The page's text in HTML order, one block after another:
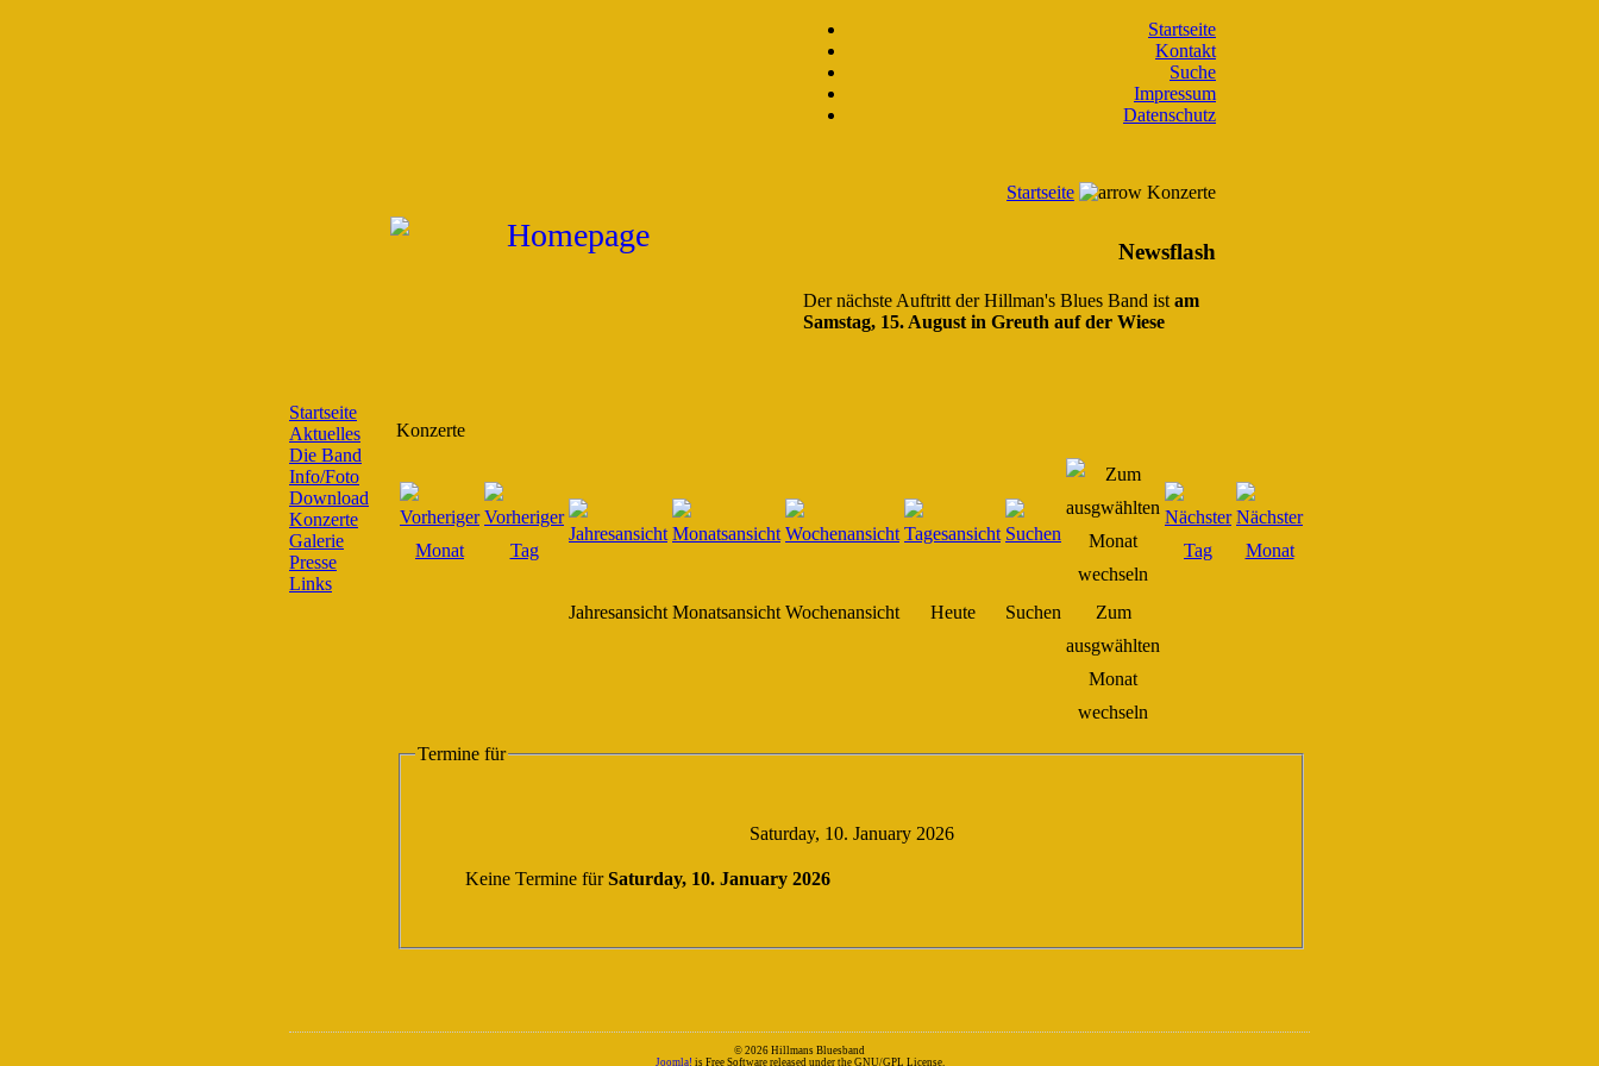
Startseite
Kontakt
Suche
Impressum
Datenschutz
Startseite Konzerte
Newsflash
Der nächste Auftritt der Hillman's Blues Band istam
Samstag, 15. August in Greuth auf der Wiese
Startseite
Aktuelles
Die Band
Info/Foto
Download
Konzerte
Galerie
Presse
Links
Konzerte
Jahresansicht Monatsansicht Wochenansicht Heute Suchen
Zum
ausgwählten
Monat
wechseln
Termine für
Saturday, 10. January 2026
Keine Termine fürSaturday, 10. January 2026
© 2026 Hillmans Bluesband
Joomla! is Free Software released under the GNU/GPL License.